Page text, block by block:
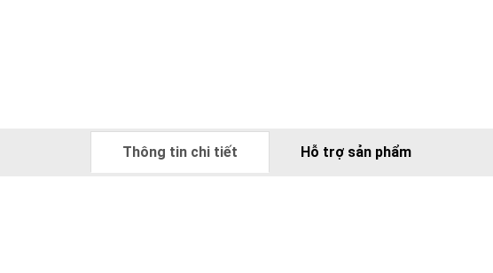
Thông tin chi tiết Hỗ trợ sản phẩm